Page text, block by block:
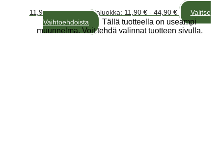
11,90€ – 44,90€Hintaluokka: 11,90 € - 44,90 €
Valitse
Vaihtoehdoista
Tällä tuotteella on useampi
muunnelma. Voit tehdä valinnat tuotteen sivulla.